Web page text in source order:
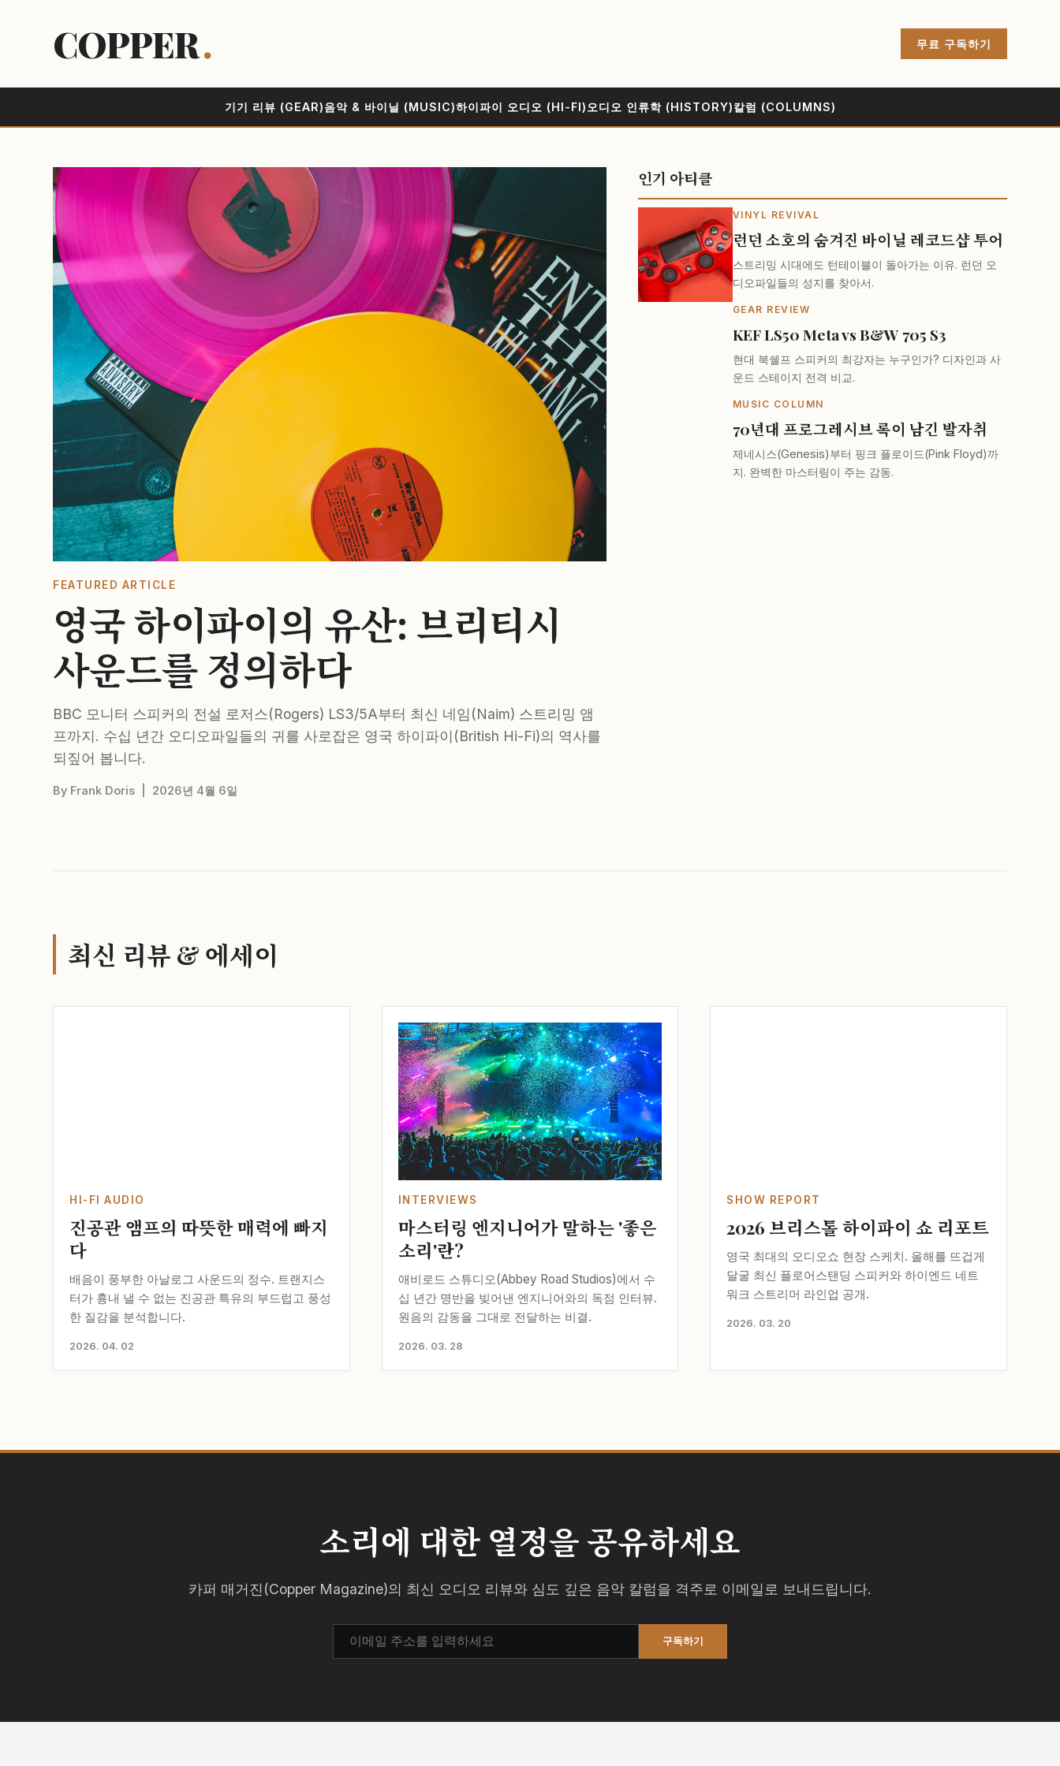
COPPER. 무료 구독하기
기기 리뷰 (GEAR)음악 & 바이닐 (MUSIC)하이파이 오디오 (HI-FI) 오디오 인류학 (HISTORY)칼럼 (COLUMNS)
FEATURED ARTICLE
영국 하이파이의 유산: 브리티시
사운드를 정의하다
BBC 모니터 스피커의 전설 로저스(Rogers) LS3/5A부터 최신 네임(Naim) 스트리밍 앰
프까지. 수십 년간 오디오파일들의 귀를 사로잡은 영국 하이파이(British Hi-Fi)의 역사를
되짚어 봅니다.
By Frank Doris | 2026년 4월 6일
인기 아티클
VINYL REVIVAL
런던 소호의 숨겨진 바이닐 레코드샵 투어
스트리밍 시대에도 턴테이블이 돌아가는 이유. 런던 오
디오파일들의 성지를 찾아서.
GEAR REVIEW
KEF LS50 Meta vs B&W 705 S3
현대 북쉘프 스피커의 최강자는 누구인가? 디자인과 사
운드 스테이지 전격 비교.
MUSIC COLUMN
70년대 프로그레시브 록이 남긴 발자취
제네시스(Genesis)부터 핑크 플로이드(Pink Floyd)까
지. 완벽한 마스터링이 주는 감동.
최신 리뷰 & 에세이
HI-FI AUDIO
진공관 앰프의 따뜻한 매력에 빠지
다
배음이 풍부한 아날로그 사운드의 정수. 트랜지스
터가 흉내 낼 수 없는 진공관 특유의 부드럽고 풍성
한 질감을 분석합니다.
2026. 04. 02
INTERVIEWS
마스터링 엔지니어가 말하는 '좋은
소리'란?
애비로드 스튜디오(Abbey Road Studios)에서 수
십 년간 명반을 빚어낸 엔지니어와의 독점 인터뷰.
원음의 감동을 그대로 전달하는 비결.
2026. 03. 28
SHOW REPORT
2026 브리스톨 하이파이 쇼 리포트
영국 최대의 오디오쇼 현장 스케치. 올해를 뜨겁게
달굴 최신 플로어스탠딩 스피커와 하이엔드 네트
워크 스트리머 라인업 공개.
2026. 03. 20
소리에 대한 열정을 공유하세요
카퍼 매거진(Copper Magazine)의 최신 오디오 리뷰와 심도 깊은 음악 칼럼을 격주로 이메일로 보내드립니다.
구독하기